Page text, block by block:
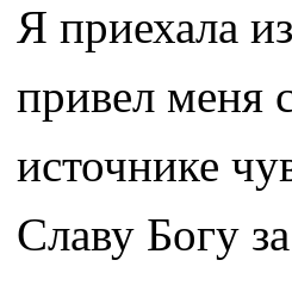
Я приехала
привел меня
источнике
Славу Богу